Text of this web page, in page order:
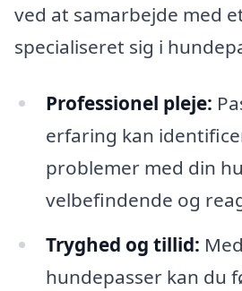
ved at samarbejde med
specialiseret sig i
Professionel pleje:
erfaring kan
problemer med din
velbefindende og
Tryghed og tillid:
hundepasser kan du